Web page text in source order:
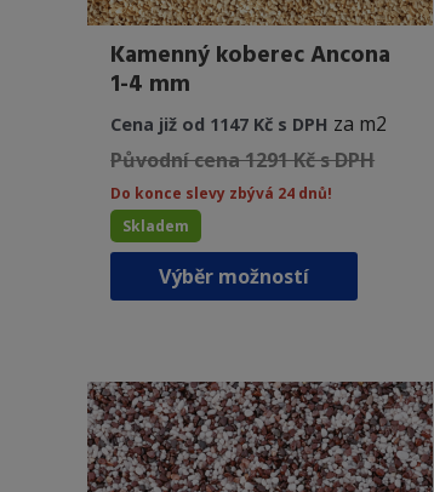
Kamenný koberec Ancona
1-4 mm
Cena již od 1147 Kč s DPH za m2
Původní cena 1291 Kč s DPH
Do konce slevy zbývá 24 dnů!
Skladem
Výběr možností
Tento
variant.
Možnosti
lze
vybrat